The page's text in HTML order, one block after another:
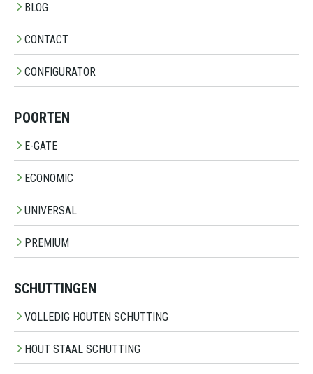
BLOG
CONTACT
CONFIGURATOR
POORTEN
E-GATE
ECONOMIC
UNIVERSAL
PREMIUM
SCHUTTINGEN
VOLLEDIG HOUTEN SCHUTTING
HOUT STAAL SCHUTTING